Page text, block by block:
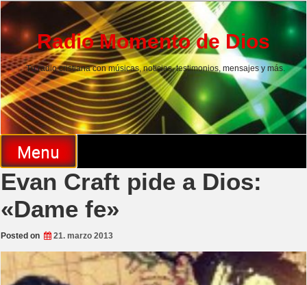
Skip
to
contentRadio Momento de Dios
Tu radio cristiana con músicas, noticias, testimonios, mensajes y más.
Menu
Evan Craft pide a Dios:
«Dame fe»
Posted on 21. marzo 2013